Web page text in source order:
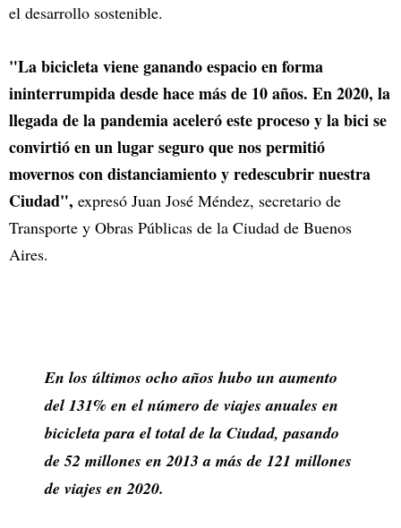
el desarrollo sostenible.
"La bicicleta viene ganando espacio en forma
ininterrumpida desde hace más de 10 años. En 2020, la
llegada de la pandemia aceleró este proceso y la bici se
convirtió en un lugar seguro que nos permitió
movernos con distanciamiento y redescubrir nuestra
Ciudad", expresó Juan José Méndez, secretario de
Transporte y Obras Públicas de la Ciudad de Buenos
Aires.
En los últimos ocho años hubo un aumento
del 131% en el número de viajes anuales en
bicicleta para el total de la Ciudad, pasando
de 52 millones en 2013 a más de 121 millones
de viajes en 2020.